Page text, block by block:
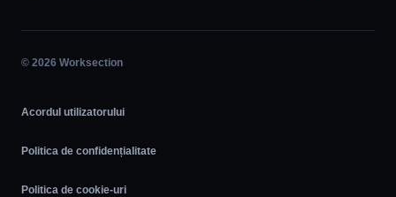
Munca pe oră
Agil
© 2026 Worksection
Acordul utilizatorului
Politica de confidențialitate
Politica de cookie-uri